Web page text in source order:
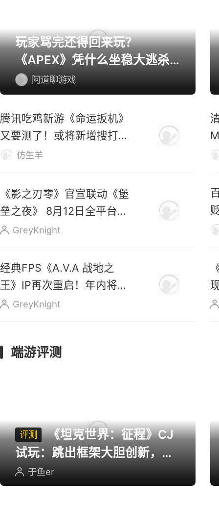
玩家骂完还得回来玩？
《APEX》凭什么坐稳大逃杀
第一桌？
阿道聊游戏
腾讯吃鸡新游《命运扳机》
又要测了！或将新增搜打撤
玩法！
仿生羊
《影之刃零》官宣联动《堡
垒之夜》 8月12日全平台预
售 GreyKnight
经典FPS《A.V.A 战地之
王》IP再次重启！年内将正
式上线
GreyKnight
端游评测
评测
《坦克世界：征程》CJ
试玩：跳出框架大胆创新，用
英雄射击重塑坦克对战
于鱼er